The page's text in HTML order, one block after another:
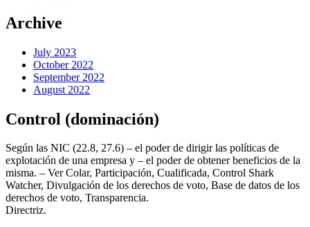
Archive
July 2023
October 2022
September 2022
August 2022
Control (dominación)
Según las NIC (22.8, 27.6) – el poder de dirigir las políticas de
explotación de una empresa y – el poder de obtener beneficios de la
misma. – Ver Colar, Participación, Cualificada, Control Shark
Watcher, Divulgación de los derechos de voto, Base de datos de los
derechos de voto, Transparencia.
Directriz.